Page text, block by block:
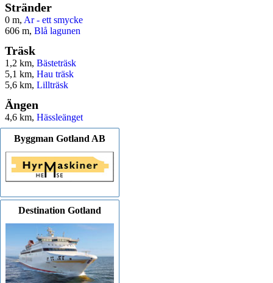
Stränder
0 m, Ar - ett smycke
606 m, Blå lagunen
Träsk
1,2 km, Bästeträsk
5,1 km, Hau träsk
5,6 km, Lillträsk
Ängen
4,6 km, Hässleänget
Byggman Gotland AB
Destination Gotland